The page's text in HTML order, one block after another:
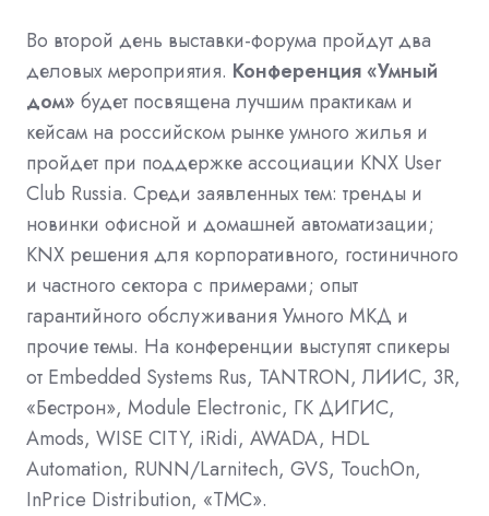
Во второй день выставки-форума пройдут два
деловых мероприятия. Конференция «Умный
дом» будет посвящена лучшим практикам и
кейсам на российском рынке умного жилья и
пройдет при поддержке ассоциации KNX User
Club Russia. Среди заявленных тем: тренды и
новинки офисной и домашней автоматизации;
KNX решения для корпоративного, гостиничного
и частного сектора с примерами; опыт
гарантийного обслуживания Умного МКД и
прочие темы. На конференции выступят спикеры
от Embedded Systems Rus, TANTRON, ЛИИС, 3R,
«Бестрон», Module Electronic, ГК ДИГИС,
Amods, WISE CITY, iRidi, AWADA, HDL
Automation, RUNN/Larnitech, GVS, TouchOn,
InPrice Distribution, «ТМС».